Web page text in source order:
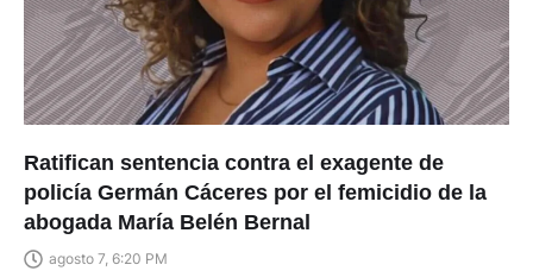
Ratifican sentencia contra el exagente de
policía Germán Cáceres por el femicidio de la
abogada María Belén Bernal
agosto 7, 6:20 PM